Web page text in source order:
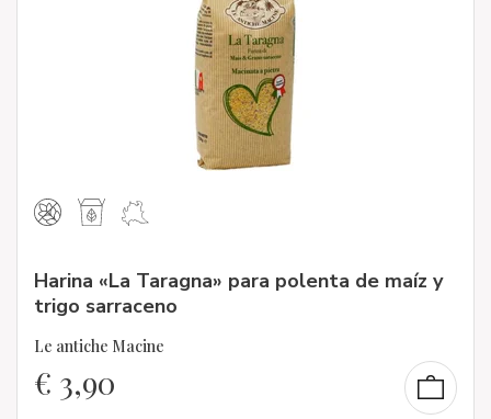
Harina «La Taragna» para polenta de maíz y
trigo sarraceno
Le antiche Macine
€ 3,90